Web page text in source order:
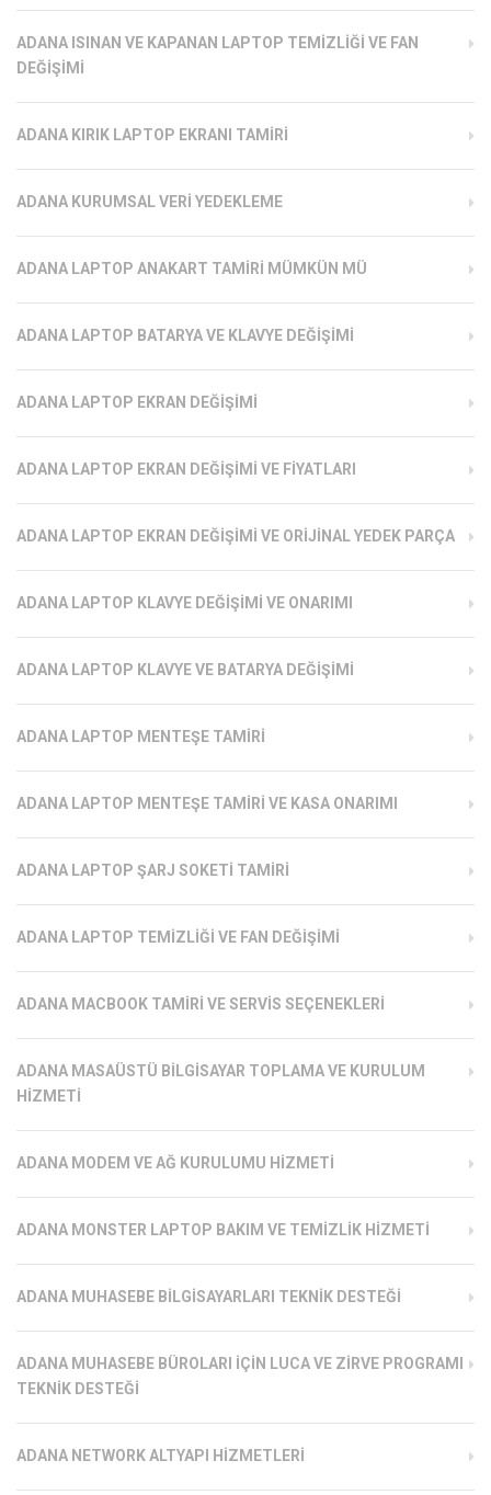
ADANA ISINAN VE KAPANAN LAPTOP TEMIZLIĞI VE FAN
DEĞIŞIMI
ADANA KIRIK LAPTOP EKRANI TAMIRI
ADANA KURUMSAL VERI YEDEKLEME
ADANA LAPTOP ANAKART TAMIRI MÜMKÜN MÜ
ADANA LAPTOP BATARYA VE KLAVYE DEĞIŞIMI
ADANA LAPTOP EKRAN DEĞIŞIMI
ADANA LAPTOP EKRAN DEĞIŞIMI VE FIYATLARI
ADANA LAPTOP EKRAN DEĞIŞIMI VE ORIJINAL YEDEK PARÇA
ADANA LAPTOP KLAVYE DEĞIŞIMI VE ONARIMI
ADANA LAPTOP KLAVYE VE BATARYA DEĞIŞIMI
ADANA LAPTOP MENTEŞE TAMIRI
ADANA LAPTOP MENTEŞE TAMIRI VE KASA ONARIMI
ADANA LAPTOP ŞARJ SOKETI TAMIRI
ADANA LAPTOP TEMIZLIĞI VE FAN DEĞIŞIMI
ADANA MACBOOK TAMIRI VE SERVIS SEÇENEKLERI
ADANA MASAÜSTÜ BILGISAYAR TOPLAMA VE KURULUM
HIZMETI
ADANA MODEM VE AĞ KURULUMU HIZMETI
ADANA MONSTER LAPTOP BAKIM VE TEMIZLIK HIZMETI
ADANA MUHASEBE BILGISAYARLARI TEKNIK DESTEĞI
ADANA MUHASEBE BÜROLARI İÇIN LUCA VE ZIRVE PROGRAMI
TEKNIK DESTEĞI
ADANA NETWORK ALTYAPI HIZMETLERI